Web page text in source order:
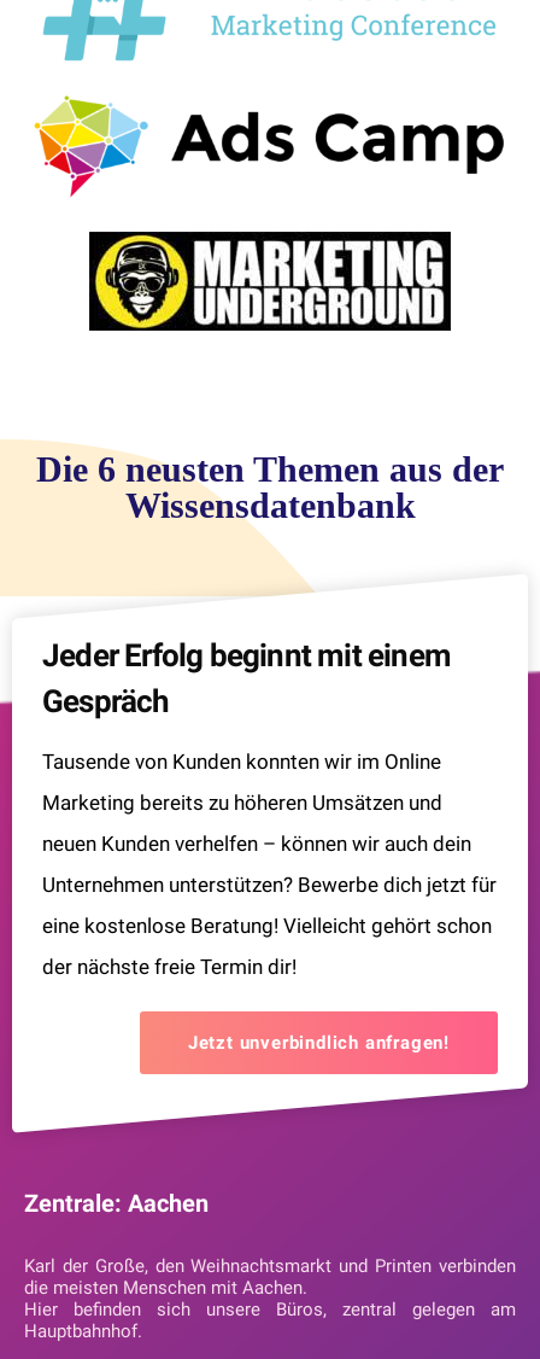
Die 6 neusten Themen aus der
Wissensdatenbank
Jeder Erfolg beginnt mit einem
Gespräch
Tausende von Kunden konnten wir im Online
Marketing bereits zu höheren Umsätzen und
neuen Kunden verhelfen – können wir auch dein
Unternehmen unterstützen? Bewerbe dich jetzt für
eine kostenlose Beratung! Vielleicht gehört schon
der nächste freie Termin dir!
Jetzt unverbindlich anfragen!
Zentrale: Aachen
Karl der Große, den Weihnachtsmarkt und Printen verbinden
die meisten Menschen mit Aachen.
Hier befinden sich unsere Büros, zentral gelegen am
Hauptbahnhof.